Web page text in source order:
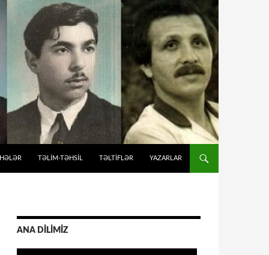
TƏLIM-TƏHSIL TƏLTİFLƏR YAZARLAR
ANA DİLİMİZ